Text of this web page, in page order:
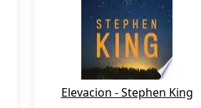
Elevacion - Stephen King